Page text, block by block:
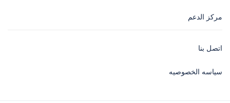
مركز الدعم
اتصل بنا
سياسه الخصوصيه